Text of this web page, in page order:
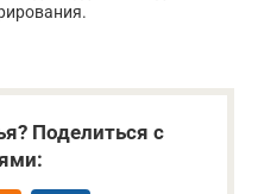
Поделиться с